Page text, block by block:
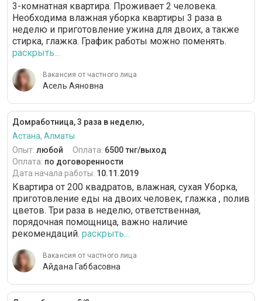
3-комнатная квартира. Проживает 2 человека.
Необходима влажная уборка квартиры 3 раза в
неделю и приготовление ужина для двоих, а также
стирка, глажка. График работы можно поменять.
раскрыть...
Вакансия от частного лица
Асель Аяновна
Домработница, 3 раза в неделю,
Астана, Алматы
Опыт: любой Оплата: 6500 тнг/выход
Оплата: по договоренности
Дата начала работы: 10.11.2019
Квартира от 200 квадратов, влажная, сухая Уборка,
приготовление еды на двоих человек, глажка , полив
цветов. Три раза в неделю, ответственная,
порядочная помощница, важно наличие
рекомендаций. раскрыть...
Вакансия от частного лица
Айдана Габбасовна